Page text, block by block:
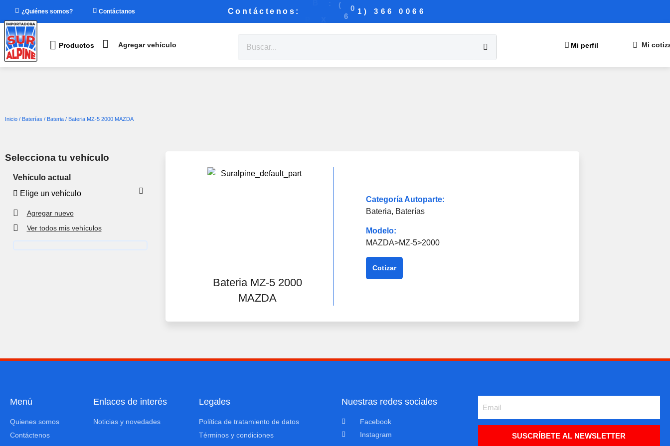
¿Quiénes somos? Contáctanos Contáctenos:
:
(
6
0
1
3 66 0 06 6
Productos Agregar vehículo Mi perfil
MarcaModelo
Guardar
vehículo
Inicio / Baterías / Bateria / Bateria MZ-5 2000 MAZDA
Selecciona tu vehículo
Vehículo actual
Elige un vehículo
Agregar nuevo
Ver todos mis vehículos
Bateria MZ-5 2000
MAZDA
Categoría Autoparte:
Bateria, Baterías
Modelo:
MAZDA>MZ-5>2000
Cotizar
Menú
Quienes somos
Contáctenos
Enlaces de interés
Noticias y novedades
Legales
Política de tratamiento de datos
Términos y condiciones
Nuestras redes sociales
Facebook
Instagram
SUSCRÍBETE AL NEWSLETTER